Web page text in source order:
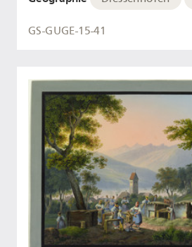
GS-GUGE-15-41